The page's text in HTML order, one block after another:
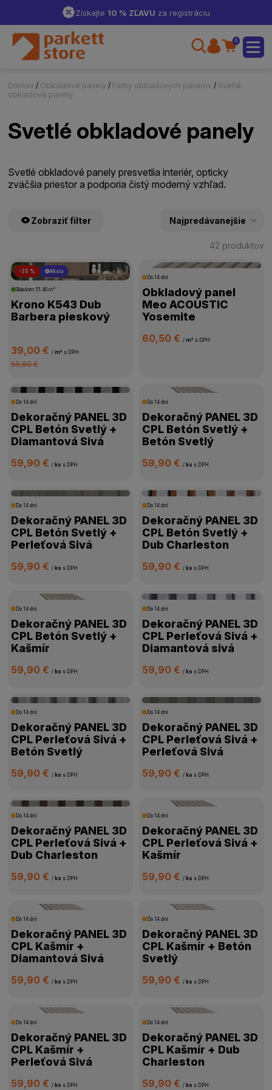
Získajte 10 % ZĽAVU za registráciu
0
Domov / Obkladové panely / Farby obkladových panelov / Svetlé
obkladové panely
Svetlé obkladové panely
Svetlé obkladové panely presvetlia interiér, opticky
zväčšia priestor a podporia čistý moderný vzhľad.
Zobraziť filter
42 produktov
ŠTÍTKY PRODUKTOV
CENA
ROZMER
DOSTUPNOSŤ
-35 % Akcia
Skladom51.49 m²
Krono K543 Dub
Barbera pieskový
39,00 €/ m² s DPH
59,80 €
Do 14 dní
Obkladový panel
Meo ACOUSTIC
Yosemite
60,50 € / m² s DPH
Do 14 dní
Dekoračný PANEL 3D
CPL Betón Svetlý +
Diamantová Sivá
59,90 €/ ks s DPH
Do 14 dní
Dekoračný PANEL 3D
CPL Betón Svetlý +
Betón Svetlý
59,90 € / ks s DPH
Do 14 dní
Dekoračný PANEL 3D
CPL Betón Svetlý +
Perleťová Sivá
59,90 €/ ks s DPH
Do 14 dní
Dekoračný PANEL 3D
CPL Betón Svetlý +
Dub Charleston
59,90 € / ks s DPH
Do 14 dní
Dekoračný PANEL 3D
CPL Betón Svetlý +
Kašmír
59,90 €/ ks s DPH
Do 14 dní
Dekoračný PANEL 3D
CPL Perleťová Sivá +
Diamantová sivá
59,90 € / ks s DPH
Do 14 dní
Dekoračný PANEL 3D
CPL Perleťová Sivá +
Betón Svetlý
59,90 €/ ks s DPH
Do 14 dní
Dekoračný PANEL 3D
CPL Perleťová Sivá +
Perleťová Sivá
59,90 € / ks s DPH
Do 14 dní
Dekoračný PANEL 3D
CPL Perleťová Sivá +
Dub Charleston
59,90 €/ ks s DPH
Do 14 dní
Dekoračný PANEL 3D
CPL Perleťová Sivá +
Kašmír
59,90 € / ks s DPH
Do 14 dní
Dekoračný PANEL 3D
CPL Kašmír +
Diamantová Sivá
59,90 €/ ks s DPH
Do 14 dní
Dekoračný PANEL 3D
CPL Kašmír + Betón
Svetlý
59,90 € / ks s DPH
Do 14 dní
Dekoračný PANEL 3D
CPL Kašmír +
Perleťová Sivá
59,90 €/ ks s DPH
Do 14 dní
Dekoračný PANEL 3D
CPL Kašmír + Dub
Charleston
59,90 € / ks s DPH